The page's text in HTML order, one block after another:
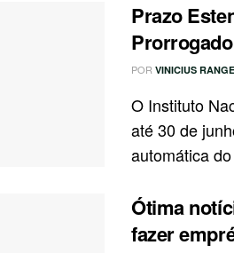
Prazo
POR VINICIUS
O Instituto
até 30 de
automática
Ótima
fazer